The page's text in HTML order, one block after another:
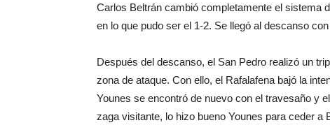
Carlos Beltrán cambió completamente el sistema
en lo que pudo ser el 1-2. Se llegó al descanso
Después del descanso, el San Pedro realizó un
zona de ataque. Con ello, el Rafalafena bajó la
Younes se encontró de nuevo con el travesaño y
zaga visitante, lo hizo bueno Younes para ceder